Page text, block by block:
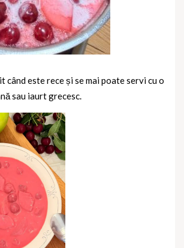
când este rece și se mai poate servi cu o
sau iaurt grecesc.